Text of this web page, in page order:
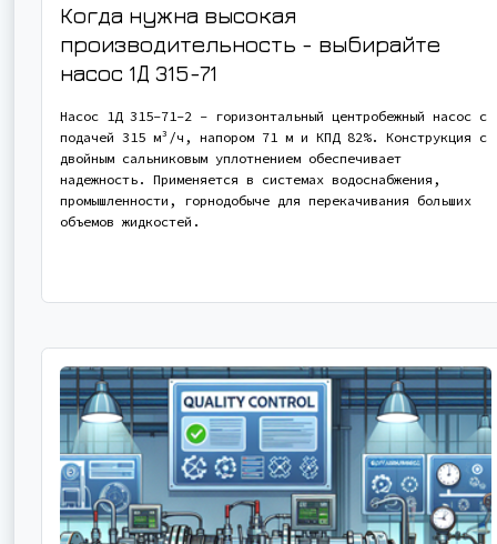
Когда нужна высокая
производительность - выбирайте
насос 1Д 315-71
Насос 1Д 315-71-2 - горизонтальный центробежный насос с
подачей 315 м³/ч, напором 71 м и КПД 82%. Конструкция с
двойным сальниковым уплотнением обеспечивает
надежность. Применяется в системах водоснабжения,
промышленности, горнодобыче для перекачивания больших
объемов жидкостей.